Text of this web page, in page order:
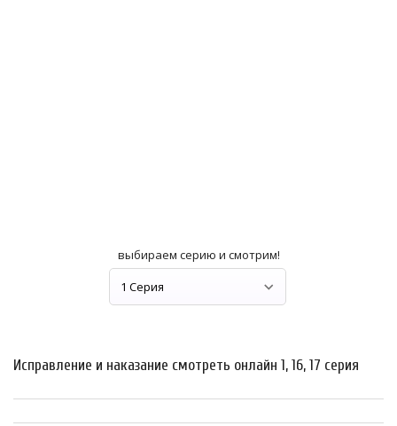
выбираем серию и смотрим!
Исправление и наказание смотреть онлайн 1, 16, 17 серия